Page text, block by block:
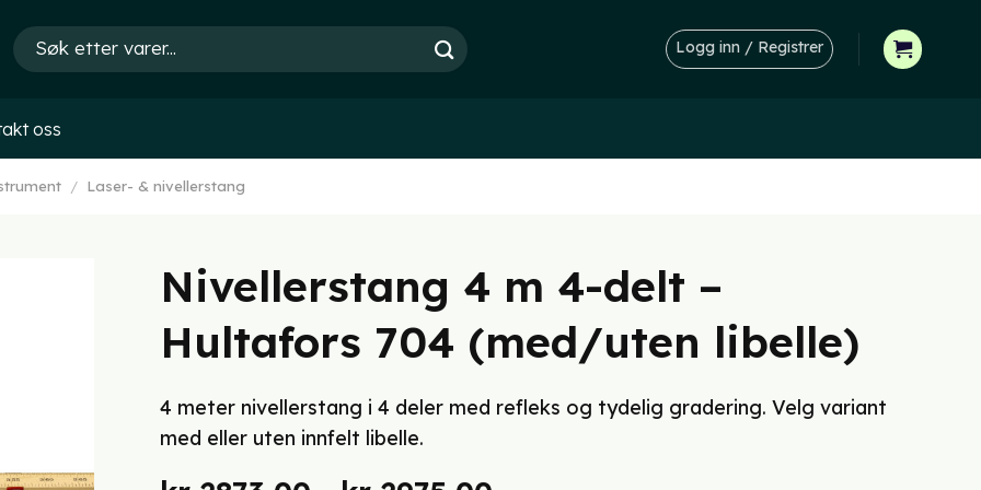
Søk
etter:
Logg inn / Registrer
oss
/ Laser- & nivellerstang
Nivellerstang 4 m 4-delt –
Hultafors 704 (med/uten libelle)
4 meter nivellerstang i 4 deler med refleks og tydelig gradering. Velg variant
med eller uten innfelt libelle.